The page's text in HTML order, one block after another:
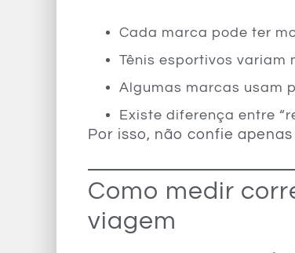
Cada marca pode ter
Tênis esportivos variam
Algumas marcas usam
Existe diferença entre
Por isso, não confie
Como medir
viagem